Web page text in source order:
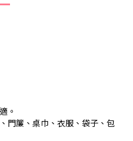
。
門簾、桌巾、衣服、袋子、包